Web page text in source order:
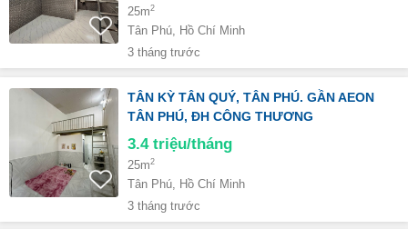
25m2
Tân Phú, Hồ Chí Minh
3 tháng trước
TÂN KỲ TÂN QUÝ, TÂN PHÚ. GẦN AEON
TÂN PHÚ, ĐH CÔNG THƯƠNG
3.4 triệu/tháng
25m2
Tân Phú, Hồ Chí Minh
3 tháng trước